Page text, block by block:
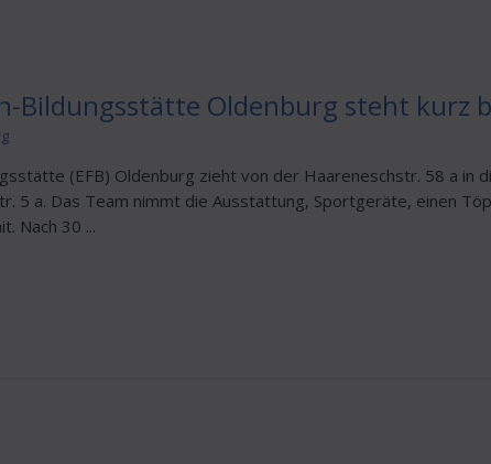
Bildungsstätte Oldenburg steht kurz
(EFB) Oldenburg zieht von der Haareneschstr. 58 a in
5 a. Das Team nimmt die Ausstattung, Sportgeräte, einen
Nach 30 ...